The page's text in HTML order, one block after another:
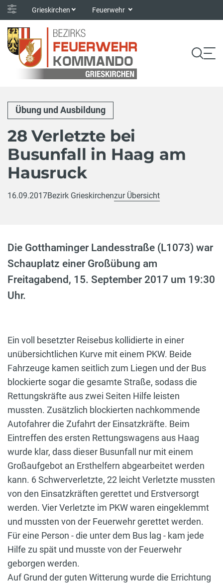
Grieskirchen Feuerwehr
Übung und Ausbildung
28 Verletzte bei
Busunfall in Haag am
Hausruck
16.09.2017Bezirk Grieskirchenzur Übersicht
Die Gotthaminger Landesstraße (L1073) war
Schauplatz einer Großübung am
Freitagabend, 15. September 2017 um 19:30
Uhr.
Ein voll besetzter Reisebus kollidierte in einer
unübersichtlichen Kurve mit einem PKW. Beide
Fahrzeuge kamen seitlich zum Liegen und der Bus
blockierte sogar die gesamte Straße, sodass die
Rettungskräfte aus zwei Seiten Hilfe leisten
mussten. Zusätzlich blockierten nachkommende
Autofahrer die Zufahrt der Einsatzkräfte. Beim
Eintreffen des ersten Rettungswagens aus Haag
wurde klar, dass dieser Busunfall nur mit einem
Großaufgebot an Ersthelfern abgearbeitet werden
kann. 6 Schwerverletzte, 22 leicht Verletzte mussten
von den Einsatzkräften gerettet und Erstversorgt
werden. Vier Verletzte im PKW waren eingeklemmt
und mussten von der Feuerwehr gerettet werden.
Für eine Person - die unter dem Bus lag - kam jede
Hilfe zu spät und musste von der Feuerwehr
geborgen werden.
Auf Grund der guten Witterung wurde die Errichtung